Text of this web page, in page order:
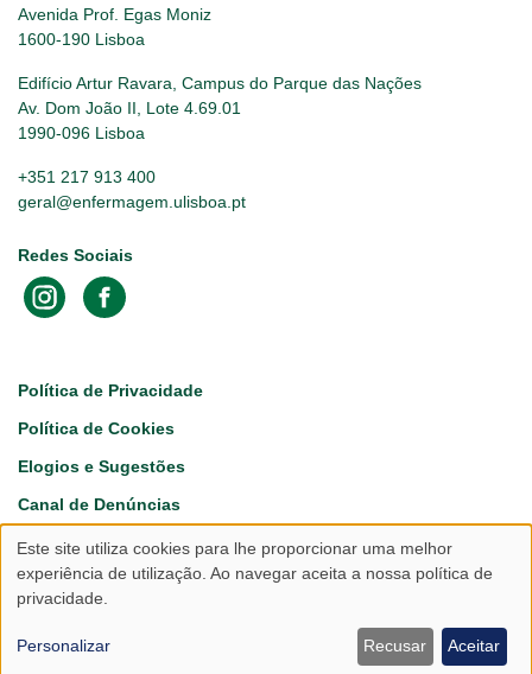
Avenida Prof. Egas Moniz
1600-190 Lisboa
Edifício Artur Ravara, Campus do Parque das Nações
Av. Dom João II, Lote 4.69.01
1990-096 Lisboa
+351 217 913 400
geral@enfermagem.ulisboa.pt
Redes Sociais
Footer
Política de Privacidade
Política de Cookies
Elogios e Sugestões
Canal de Denúncias
Copyright © 2026 Escola Superior de Enfermagem da Universidade de Lisboa
Utilização
de
dados
Este site utiliza cookies para lhe proporcionar uma melhor
experiência de utilização. Ao navegar aceita a nossa política de
privacidade.
Personalizar Recusar Aceitar